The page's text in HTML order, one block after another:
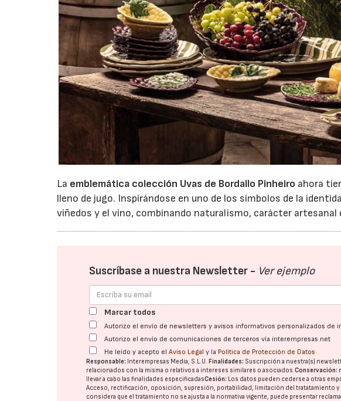
La emblemática colección Uvas de Bordallo Pinheiro ahora
lleno de jugo. Inspirándose en uno de los símbolos de la
viñedos y el vino, combinando naturalismo, carácter artesanal
Suscríbase a nuestra Newsletter - Ver ejemplo
Marcar todos
Autorizo el envío de newsletters y avisos informativos personalizados de
Autorizo el envío de comunicaciones de terceros vía interempresas.net
He leído y acepto elAviso Legal y la Política de Protección de Datos
Responsable: Interempresas Media, S.L.U.Finalidades: Suscripción a nuestra(s)
relacionados con la misma o relativos a intereses similares o asociados.Conservación:
llevar a cabo las finalidades especificadasCesión: Los datos pueden cederse a otras
Acceso, rectificación, oposición, supresión, portabilidad, limitación del tratatamiento y
considera que el tratamiento no se ajusta a la normativa vigente, puede presentar